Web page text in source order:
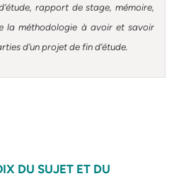
rapport de stage, mémoire,
la méthodologie à avoir et savoir
d’un projet de fin d’étude
DU SUJET ET DU